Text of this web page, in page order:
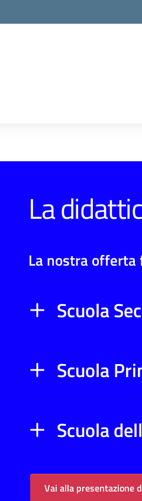
La
La nostra
Scuola
Scuola
Scuola
Vai alla presentazione